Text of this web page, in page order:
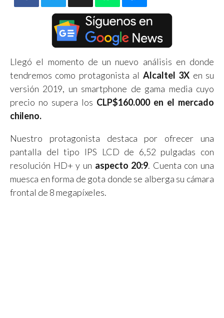
Llegó el momento de un nuevo análisis en donde
tendremos como protagonista al Alcaltel 3X en su
versión 2019, un smartphone de gama media cuyo
precio no supera los CLP$160.000 en el mercado
chileno.
Nuestro protagonista destaca por ofrecer una
pantalla del tipo IPS LCD de 6,52 pulgadas con
resolución HD+ y un aspecto 20:9. Cuenta con una
muesca en forma de gota donde se alberga su cámara
frontal de 8 megapíxeles.